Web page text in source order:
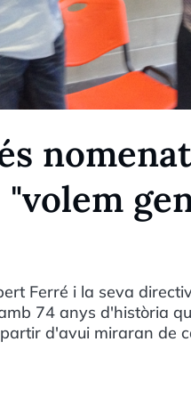
Ferré i la seva
74 anys d'història
d'avui miraran de